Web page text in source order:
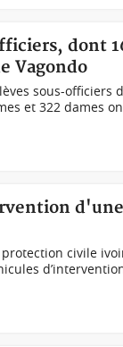
dont
Vagondo
sous-officiers
et 322 dames
civile